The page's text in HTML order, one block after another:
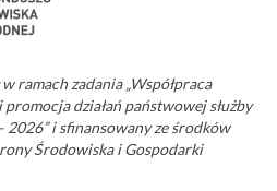
ramach zadania „Współpraca
działań państwowej służby
i sfinansowany ze środków
Środowiska i Gospodarki